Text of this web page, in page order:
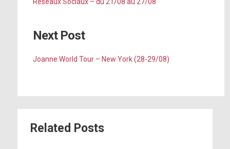
Next Post
Joanne World Tour – New York (28-29/08)
Related Posts